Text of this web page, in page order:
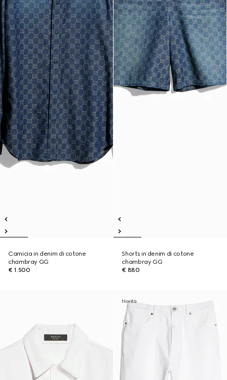
Camicia in denim di cotone
chambray GG
€ 1.500
Shorts in denim di cotone
chambray GG
€ 880
Novità